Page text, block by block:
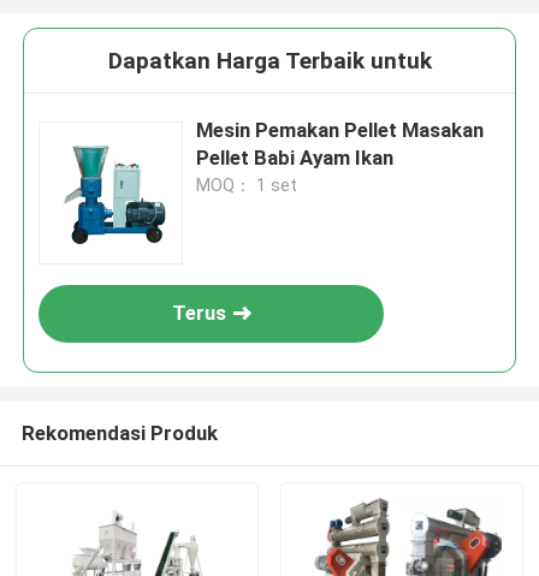
Dapatkan Harga Terbaik untuk
Mesin Pemakan Pellet Masakan
Pellet Babi Ayam Ikan
MOQ： 1 set
Terus
Rekomendasi Produk